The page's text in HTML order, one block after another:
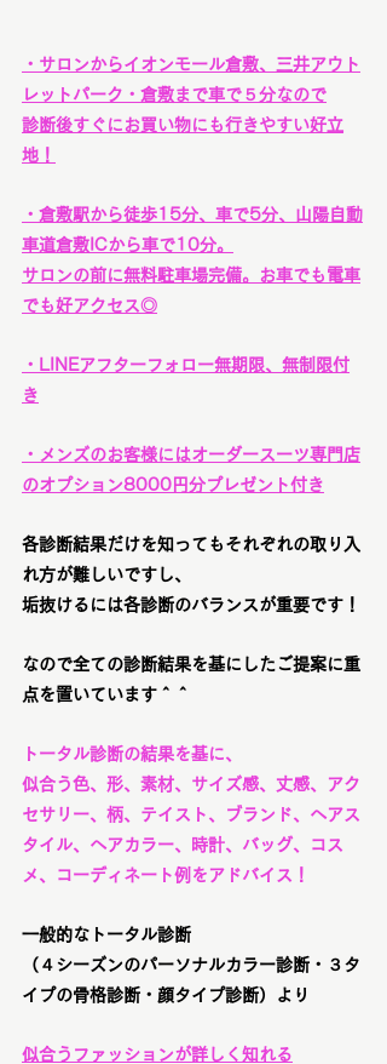
・サロンからイオンモール倉敷、三井アウト
レットパーク・倉敷まで車で５分なので
診断後すぐにお買い物にも行きやすい好立
地！
・倉敷駅から徒歩15分、車で5分、山陽自動
車道倉敷ICから車で10分。
サロンの前に無料駐車場完備。お車でも電車
でも好アクセス◎
・LINEアフターフォロー無期限、無制限付
き
・メンズのお客様にはオーダースーツ専門店
のオプション8000円分プレゼント付き
各診断結果だけを知ってもそれぞれの取り入
れ方が難しいですし、
垢抜けるには各診断のバランスが重要です！
なので全ての診断結果を基にしたご提案に重
点を置いています＾＾
トータル診断の結果を基に、
似合う色、形、素材、サイズ感、丈感、アク
セサリー、柄、テイスト、ブランド、ヘアス
タイル、ヘアカラー、時計、バッグ、コス
メ、コーディネート例をアドバイス！
一般的なトータル診断
（４シーズンのパーソナルカラー診断・３タ
イプの骨格診断・顔タイプ診断）より
似合うファッションが詳しく知れる